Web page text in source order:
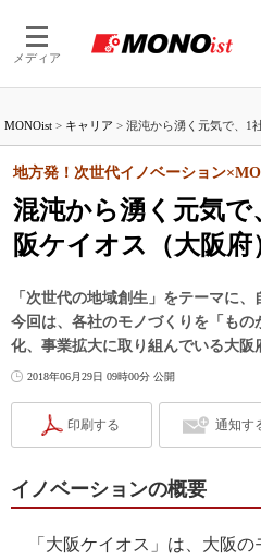
メディア
つながる
MONOist > キャリア > 混沌から湧く元気で、1
混沌から湧く元気
阪ケイオス（大阪府
地方発！次世代イノベーション
「次世代の地域創生」をテーマに
今回は、各社のモノづくりを「も
化、事業拡大に取り組んでいる大阪
2018年06月29日 09時00分 公開
印刷する 通知す
イノベーションの概要
「大阪ケイオス」は、大阪の